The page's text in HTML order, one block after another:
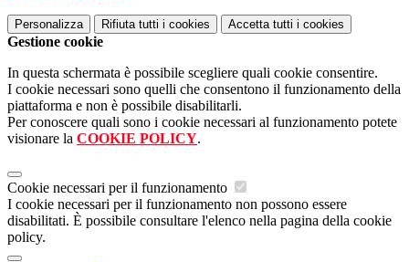
Personalizza Rifiuta tutti i cookies Accetta tutti i cookies
Gestione cookie
In questa schermata è possibile scegliere quali cookie consentire.
I cookie necessari sono quelli che consentono il funzionamento della
piattaforma e non è possibile disabilitarli.
Per conoscere quali sono i cookie necessari al funzionamento potete
visionare la COOKIE POLICY.
Cookie necessari per il funzionamento
I cookie necessari per il funzionamento non possono essere
disabilitati. È possibile consultare l'elenco nella pagina della cookie
policy.